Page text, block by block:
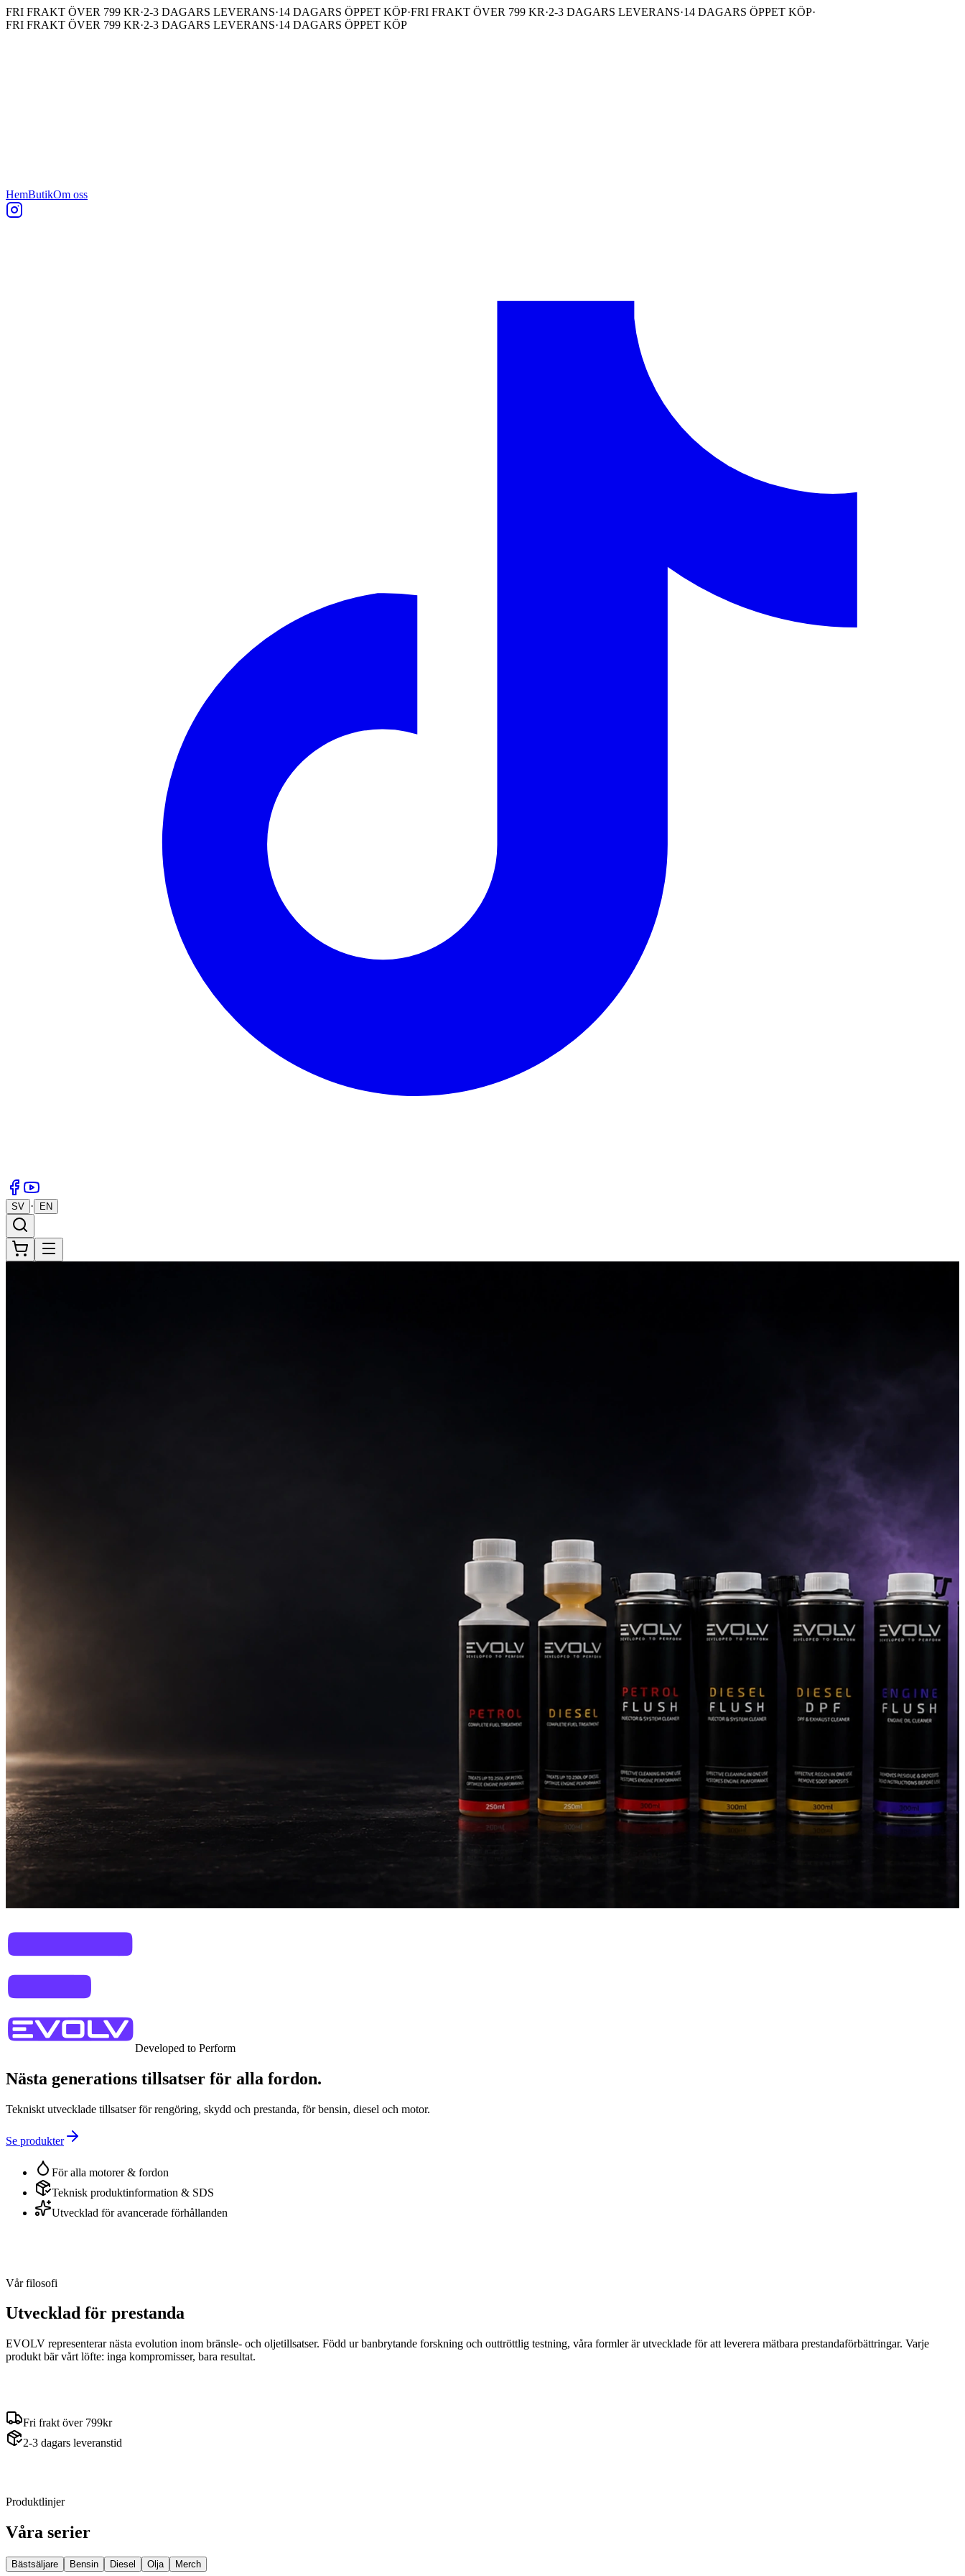
FRI FRAKT ÖVER 799 KR·2-3 DAGARS LEVERANS·14 DAGARS ÖPPET KÖP·FRI FRAKT ÖVER 799 KR·2-3 DAGARS LEVERANS·14 DAGARS ÖPPET KÖP·
FRI FRAKT ÖVER 799 KR·2-3 DAGARS LEVERANS·14 DAGARS ÖPPET KÖP
HemButikOm oss
SV · EN
Developed to Perform
Nästa generations tillsatser för alla fordon.
Tekniskt utvecklade tillsatser för rengöring, skydd och prestanda, för bensin, diesel och motor.
Se produkter
För alla motorer & fordon
Teknisk produktinformation & SDS
Utvecklad för avancerade förhållanden
Vår filosofi
Utvecklad för prestanda
EVOLV representerar nästa evolution inom bränsle- och oljetillsatser. Född ur banbrytande forskning och outtröttlig testning, våra formler är utvecklade för att leverera mätbara prestandaförbättringar. Varje
produkt bär vårt löfte: inga kompromisser, bara resultat.
Fri frakt över 799kr
2-3 dagars leveranstid
Produktlinjer
Våra serier
Bästsäljare Bensin Diesel Olja Merch